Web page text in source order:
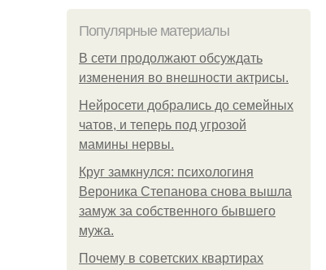
Популярные материалы
В сети продолжают обсуждать
изменения во внешности актрисы.
Нейросети добрались до семейных
чатов, и теперь под угрозой
мамины нервы.
Круг замкнулся: психологиня
Вероника Степанова снова вышла
замуж за собственного бывшего
мужа.
Почему в советских квартирах